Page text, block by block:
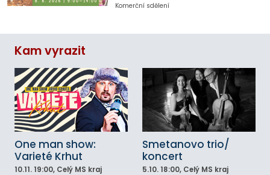
Komerční sdělení
Kam vyrazit
One man show:
Varieté Krhut
10.11. 19:00, Celý MS kraj
Smetanovo trio/
koncert
5.10. 18:00, Celý MS kraj